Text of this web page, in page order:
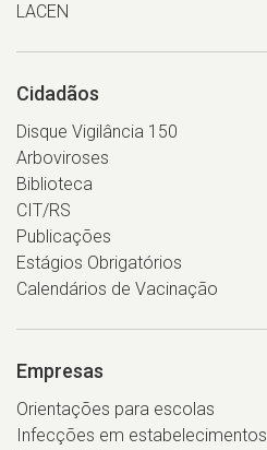
LACEN
Cidadãos
Disque Vigilância 150
Arboviroses
Biblioteca
CIT/RS
Publicações
Estágios Obrigatórios
Calendários de Vacinação
Empresas
Orientações para escolas
Infecções em estabelecimentos